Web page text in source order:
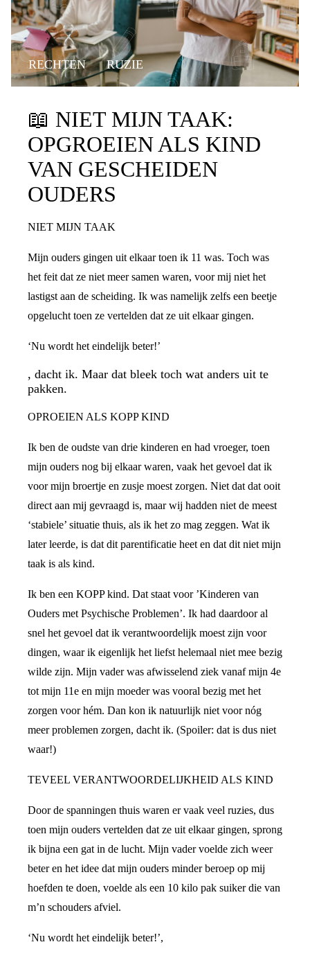
RECHTEN RUZIE
📖 NIET MIJN TAAK:
OPGROEIEN ALS KIND
VAN GESCHEIDEN
OUDERS
NIET MIJN TAAK
Mijn ouders gingen uit elkaar toen ik 11 was. Toch was
het feit dat ze niet meer samen waren, voor mij niet het
lastigst aan de scheiding. Ik was namelijk zelfs een beetje
opgelucht toen ze vertelden dat ze uit elkaar gingen.
‘Nu wordt het eindelijk beter!’
, dacht ik. Maar dat bleek toch wat anders uit te
pakken.
OPROEIEN ALS KOPP KIND
Ik ben de oudste van drie kinderen en had vroeger, toen
mijn ouders nog bij elkaar waren, vaak het gevoel dat ik
voor mijn broertje en zusje moest zorgen. Niet dat dat ooit
direct aan mij gevraagd is, maar wij hadden niet de meest
‘stabiele’ situatie thuis, als ik het zo mag zeggen. Wat ik
later leerde, is dat dit parentificatie heet en dat dit niet mijn
taak is als kind.
Ik ben een KOPP kind. Dat staat voor ’Kinderen van
Ouders met Psychische Problemen’. Ik had daardoor al
snel het gevoel dat ik verantwoordelijk moest zijn voor
dingen, waar ik eigenlijk het liefst helemaal niet mee bezig
wilde zijn. Mijn vader was afwisselend ziek vanaf mijn 4e
tot mijn 11e en mijn moeder was vooral bezig met het
zorgen voor hém. Dan kon ik natuurlijk niet voor nóg
meer problemen zorgen, dacht ik. (Spoiler: dat is dus niet
waar!)
TEVEEL VERANTWOORDELIJKHEID ALS KIND
Door de spanningen thuis waren er vaak veel ruzies, dus
toen mijn ouders vertelden dat ze uit elkaar gingen, sprong
ik bijna een gat in de lucht. Mijn vader voelde zich weer
beter en het idee dat mijn ouders minder beroep op mij
hoefden te doen, voelde als een 10 kilo pak suiker die van
m’n schouders afviel.
‘Nu wordt het eindelijk beter!’,